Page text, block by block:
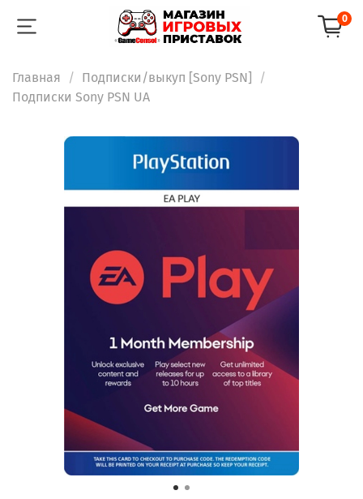
0
Главная
Подписки/выкуп [Sony PSN]
Подписки Sony PSN UA